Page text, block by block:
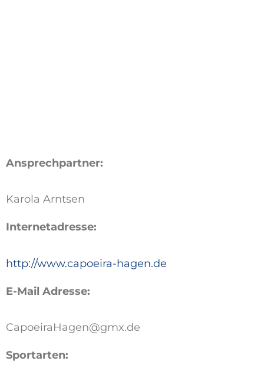
Ansprechpartner:
Karola Arntsen
Internetadresse:
http://www.capoeira-hagen.de
E-Mail Adresse:
CapoeiraHagen@gmx.de
Sportarten: